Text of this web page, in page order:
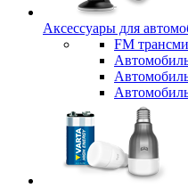
Аксессуары для
FM